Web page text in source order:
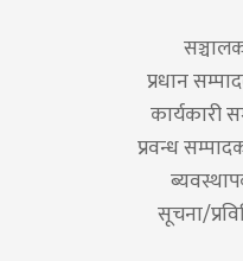
प्रधान
कार्यकारी
प्रवन्ध
सूचना/